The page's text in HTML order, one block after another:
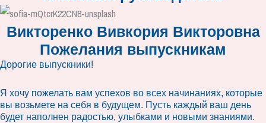
Викторенко Вивкория Викторовна
Пожелания выпускникам
Дорогие выпускники!
Я хочу пожелать вам успехов во всех начинаниях, которые
вы возьмете на себя в будущем. Пусть каждый ваш день
будет наполнен радостью, улыбками и новыми знаниями.